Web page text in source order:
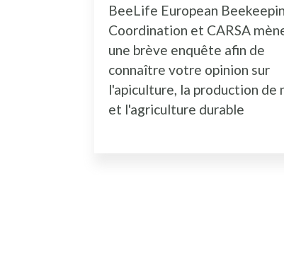
BeeLife European
Coordination et CARSA
une brève enquête afin de
connaître votre opinion sur
l'apiculture, la production de
et l'agriculture durable